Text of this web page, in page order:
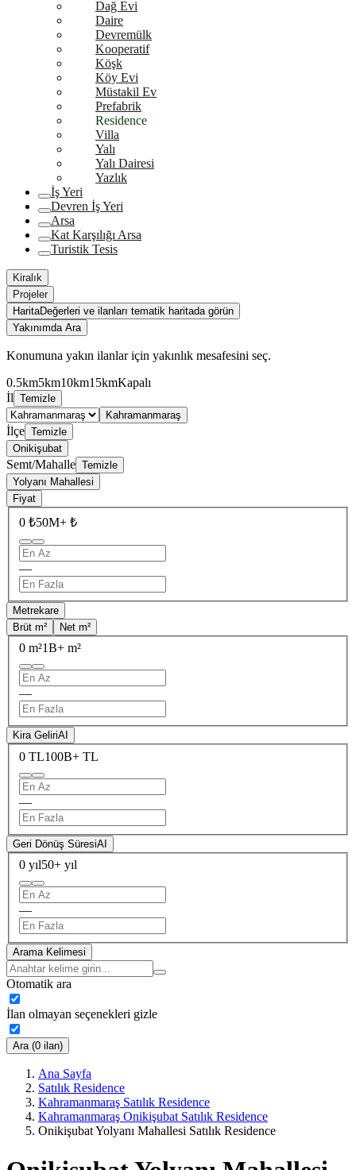
Dağ Evi
Daire
Devremülk
Kooperatif
Köşk
Köy Evi
Müstakil Ev
Prefabrik
Residence
Villa
Yalı
Yalı Dairesi
Yazlık
İş Yeri
Devren İş Yeri
Arsa
Kat Karşılığı Arsa
Turistik Tesis
Kiralık
Projeler
HaritaDeğerleri ve ilanları tematik haritada görün
Yakınımda Ara
Konumuna yakın ilanlar için yakınlık mesafesini seç.
0.5km5km10km15kmKapalı
İl Temizle
Kahramanmaraş
İlçe Temizle
Onikişubat
Semt/Mahalle Temizle
Yolyanı Mahallesi
Fiyat
0 ₺50M+ ₺
—
Metrekare
Brüt m²
Net m²
0 m²1B+ m²
—
Kira GeliriAI
0 TL100B+ TL
—
Geri Dönüş SüresiAI
0 yıl50+ yıl
—
Arama Kelimesi
Otomatik ara
İlan olmayan seçenekleri gizle
Ara (0 ilan)
Ana Sayfa
Satılık Residence
Kahramanmaraş Satılık Residence
Kahramanmaraş Onikişubat Satılık Residence
Onikişubat Yolyanı Mahallesi Satılık Residence